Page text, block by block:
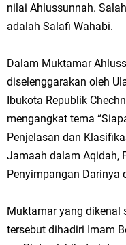
nilai Ahlussunnah.
adalah Salafi Wahabi.
Dalam Muktamar
diselenggarakan oleh
Ibukota Republik
mengangkat tema
Penjelasan dan
Jamaah dalam Aqidah,
Penyimpangan Darinya
Muktamar yang dikenal
tersebut dihadiri Imam